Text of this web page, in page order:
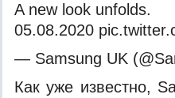
A new look unfolds.
05.08.2020
— Samsung UK
Как уже известно,